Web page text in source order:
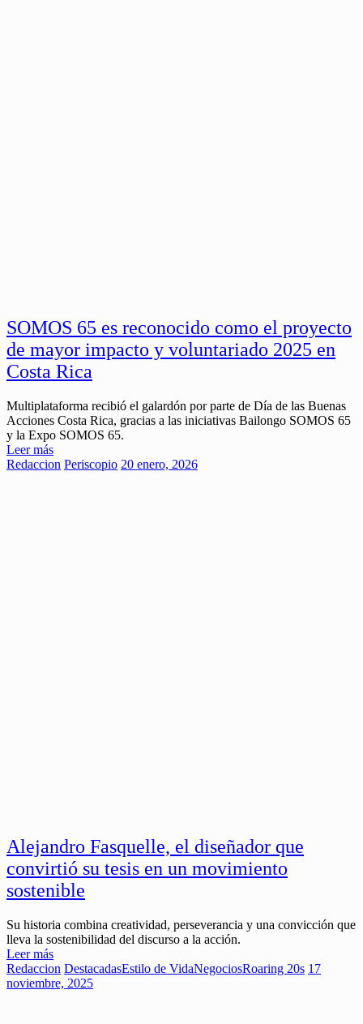
SOMOS 65 es reconocido como el proyecto
de mayor impacto y voluntariado 2025 en
Costa Rica
Multiplataforma recibió el galardón por parte de Día de las Buenas
Acciones Costa Rica, gracias a las iniciativas Bailongo SOMOS 65
y la Expo SOMOS 65.
Leer más
Redaccion Periscopio 20 enero, 2026
Alejandro Fasquelle, el diseñador que
convirtió su tesis en un movimiento
sostenible
Su historia combina creatividad, perseverancia y una convicción que
lleva la sostenibilidad del discurso a la acción.
Leer más
Redaccion DestacadasEstilo de VidaNegociosRoaring 20s 17
noviembre, 2025